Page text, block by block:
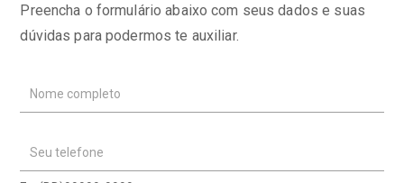
Preencha o formulário abaixo com seus dados e suas
dúvidas para podermos te auxiliar.
Nome completo
Seu telefone